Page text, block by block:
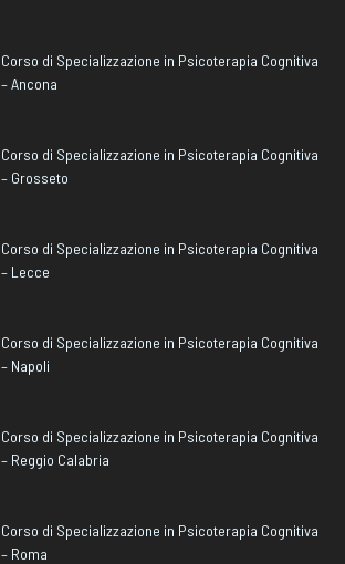
Corso di Specializzazione in Psicoterapia Cognitiva
– Ancona
Corso di Specializzazione in Psicoterapia Cognitiva
– Grosseto
Corso di Specializzazione in Psicoterapia Cognitiva
– Lecce
Corso di Specializzazione in Psicoterapia Cognitiva
– Napoli
Corso di Specializzazione in Psicoterapia Cognitiva
– Reggio Calabria
Corso di Specializzazione in Psicoterapia Cognitiva
– Roma